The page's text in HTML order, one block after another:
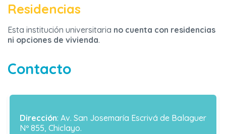
Residencias
Esta institución universitaria no cuenta con residencias
ni opciones de vivienda.
Contacto
Dirección: Av. San Josemaría Escrivá de Balaguer
Nº 855, Chiclayo.